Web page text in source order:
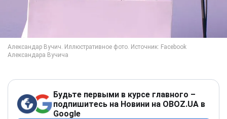
Будьте первыми в курсе главного –
подпишитесь на Новини на OBOZ.UA в
Google